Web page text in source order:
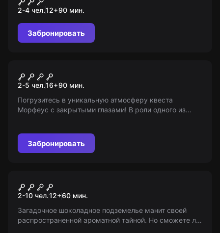
2-4 чел.12+90 мин.
Забронировать
Особняк
2-5 чел.16+90 мин.
Погрузитесь в уникальную атмосферу квеста
Морфеус с закрытыми глазами! В роли одного из
давности. Осторожно, ведь выживание тоже на
ваших плечах!
Забронировать
В шоке
2-10 чел.12+60 мин.
Загадочное шоколадное подземелье манит своей
распространенной ароматной тайной. Но сможете ли